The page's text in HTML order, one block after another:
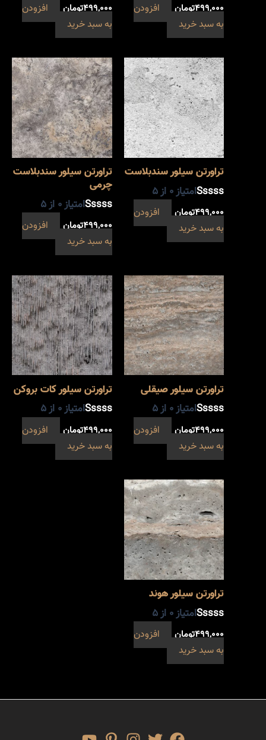
۴۹۹,۰۰۰تومان
افزودن
به سبد خرید
۴۹۹,۰۰۰تومان
افزودن
به سبد خرید
تراورتن سیلور سندبلاست
امتیاز0 از 5
۴۹۹,۰۰۰تومان
افزودن
به سبد خرید
تراورتن سیلور سندبلاست
چرمی
امتیاز0 از 5
۴۹۹,۰۰۰تومان
افزودن
به سبد خرید
تراورتن سیلور صیقلی
امتیاز0 از 5
۴۹۹,۰۰۰تومان
افزودن
به سبد خرید
تراورتن سیلور کات بروکن
امتیاز0 از 5
۴۹۹,۰۰۰تومان
افزودن
به سبد خرید
تراورتن سیلور هوند
امتیاز0 از 5
۴۹۹,۰۰۰تومان
افزودن
به سبد خرید